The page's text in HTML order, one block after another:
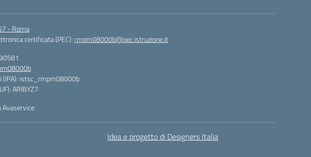
- Roma
certificata (PEC): rmpm08000b@pec.istruzione.it
(IPA): istsc_rmpm08000b
ARIBYZ7
Avaservice
Idea e progetto di Designers Italia